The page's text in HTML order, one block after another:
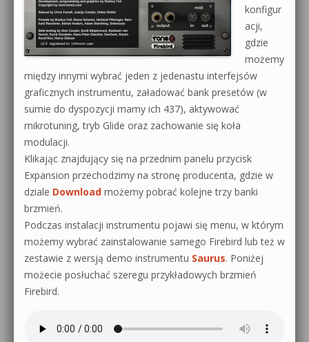
konfigur
acji,
gdzie
możemy
między innymi wybrać jeden z jedenastu interfejsów
graficznych instrumentu, załadować bank presetów (w
sumie do dyspozycji mamy ich 437), aktywować
mikrotuning, tryb Glide oraz zachowanie się koła
modulacji.
Klikając znajdujący się na przednim panelu przycisk
Expansion przechodzimy na stronę producenta, gdzie w
dziale Download możemy pobrać kolejne trzy banki
brzmień.
Podczas instalacji instrumentu pojawi się menu, w którym
możemy wybrać zainstalowanie samego Firebird lub też w
zestawie z wersją demo instrumentu Saurus. Poniżej
możecie posłuchać szeregu przykładowych brzmień
Firebird.